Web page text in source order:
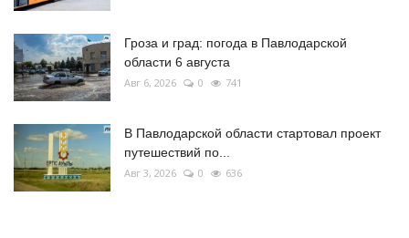
Гроза и град: погода в Павлодарской
области 6 августа
Авг 6, 2026 0 741
В Павлодарской области стартовал проект
путешествий по...
Авг 3, 2026 0 636